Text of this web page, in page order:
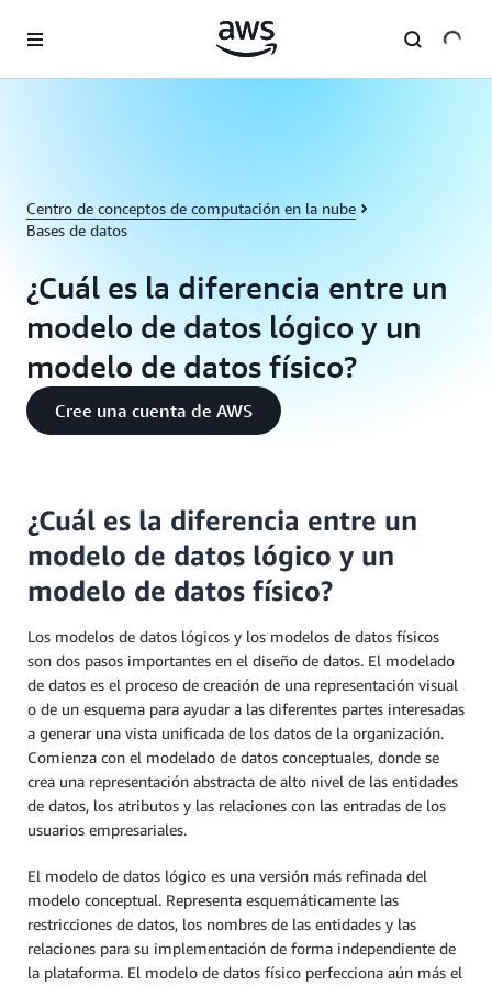
Centro de conceptos de computación en la nube
Bases de datos
¿Cuál es la diferencia entre un
modelo de datos lógico y un
modelo de datos físico?
Cree una cuenta de AWS
¿Cuál es la diferencia entre un
modelo de datos lógico y un
modelo de datos físico?
Los modelos de datos lógicos y los modelos de datos físicos
son dos pasos importantes en el diseño de datos. El modelado
de datos es el proceso de creación de una representación visual
o de un esquema para ayudar a las diferentes partes interesadas
a generar una vista unificada de los datos de la organización.
Comienza con el modelado de datos conceptuales, donde se
crea una representación abstracta de alto nivel de las entidades
de datos, los atributos y las relaciones con las entradas de los
usuarios empresariales.
El modelo de datos lógico es una versión más refinada del
modelo conceptual. Representa esquemáticamente las
restricciones de datos, los nombres de las entidades y las
relaciones para su implementación de forma independiente de
la plataforma. El modelo de datos físico perfecciona aún más el